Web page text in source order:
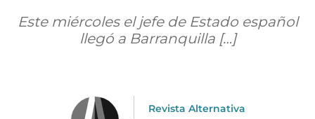
Este miércoles el jefe de Estado español
llegó a Barranquilla […]
Revista Alternativa